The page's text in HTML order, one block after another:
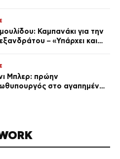
Καμπανάκι για την
– «Υπάρχει και
Μπλερ: πρώην
στο αγαπημένο